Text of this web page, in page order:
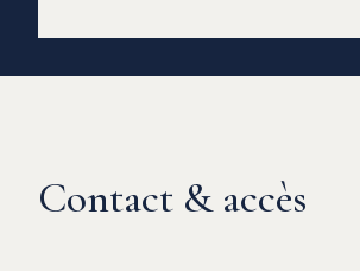
Contact & accès